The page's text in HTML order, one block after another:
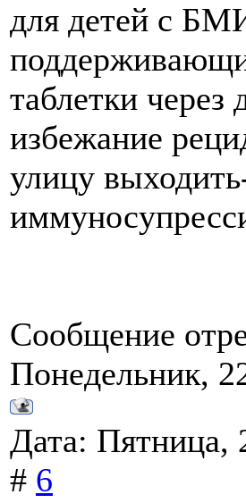
для детей с
таблетки через
избежание
улицу
Сообщение
Понедельник,
Дата: Пятница,
# 6